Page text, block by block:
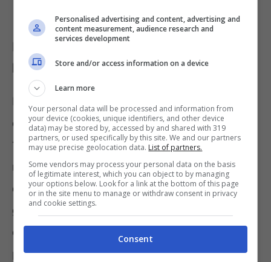
Ecco perché faremmo meglio a usare
la lavatrice in determinati modi
La lavatrice, purtroppo, è uno di quegli
elettrodomestici classificati come
“energivori”: ciò significa che, volenti o
nolenti, consuma molta energia. Abbiamo
compreso che le lavatrici di ultima
generazione, appartenenti alle Classi
energetiche più alte, consumano di meno, ma
per risparmiare alcune decine di euro in
Personalised advertising and content, advertising and
content measurement, audience research and
services development
Store and/or access information on a device
Learn more
Your personal data will be processed and information from
your device (cookies, unique identifiers, and other device
data) may be stored by, accessed by and shared with 319
partners, or used specifically by this site. We and our partners
may use precise geolocation data. List of partners.
Some vendors may process your personal data on the basis
of legitimate interest, which you can object to by managing
your options below. Look for a link at the bottom of this page
or in the site menu to manage or withdraw consent in privacy
and cookie settings.
Consent